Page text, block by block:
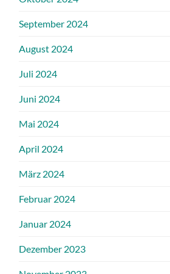
September 2024
August 2024
Juli 2024
Juni 2024
Mai 2024
April 2024
März 2024
Februar 2024
Januar 2024
Dezember 2023